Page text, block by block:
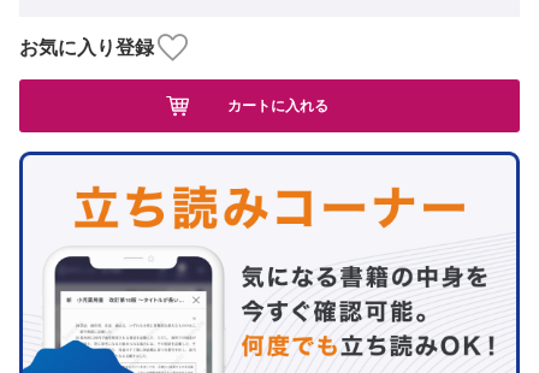
お気に入り登録
カートに入れる